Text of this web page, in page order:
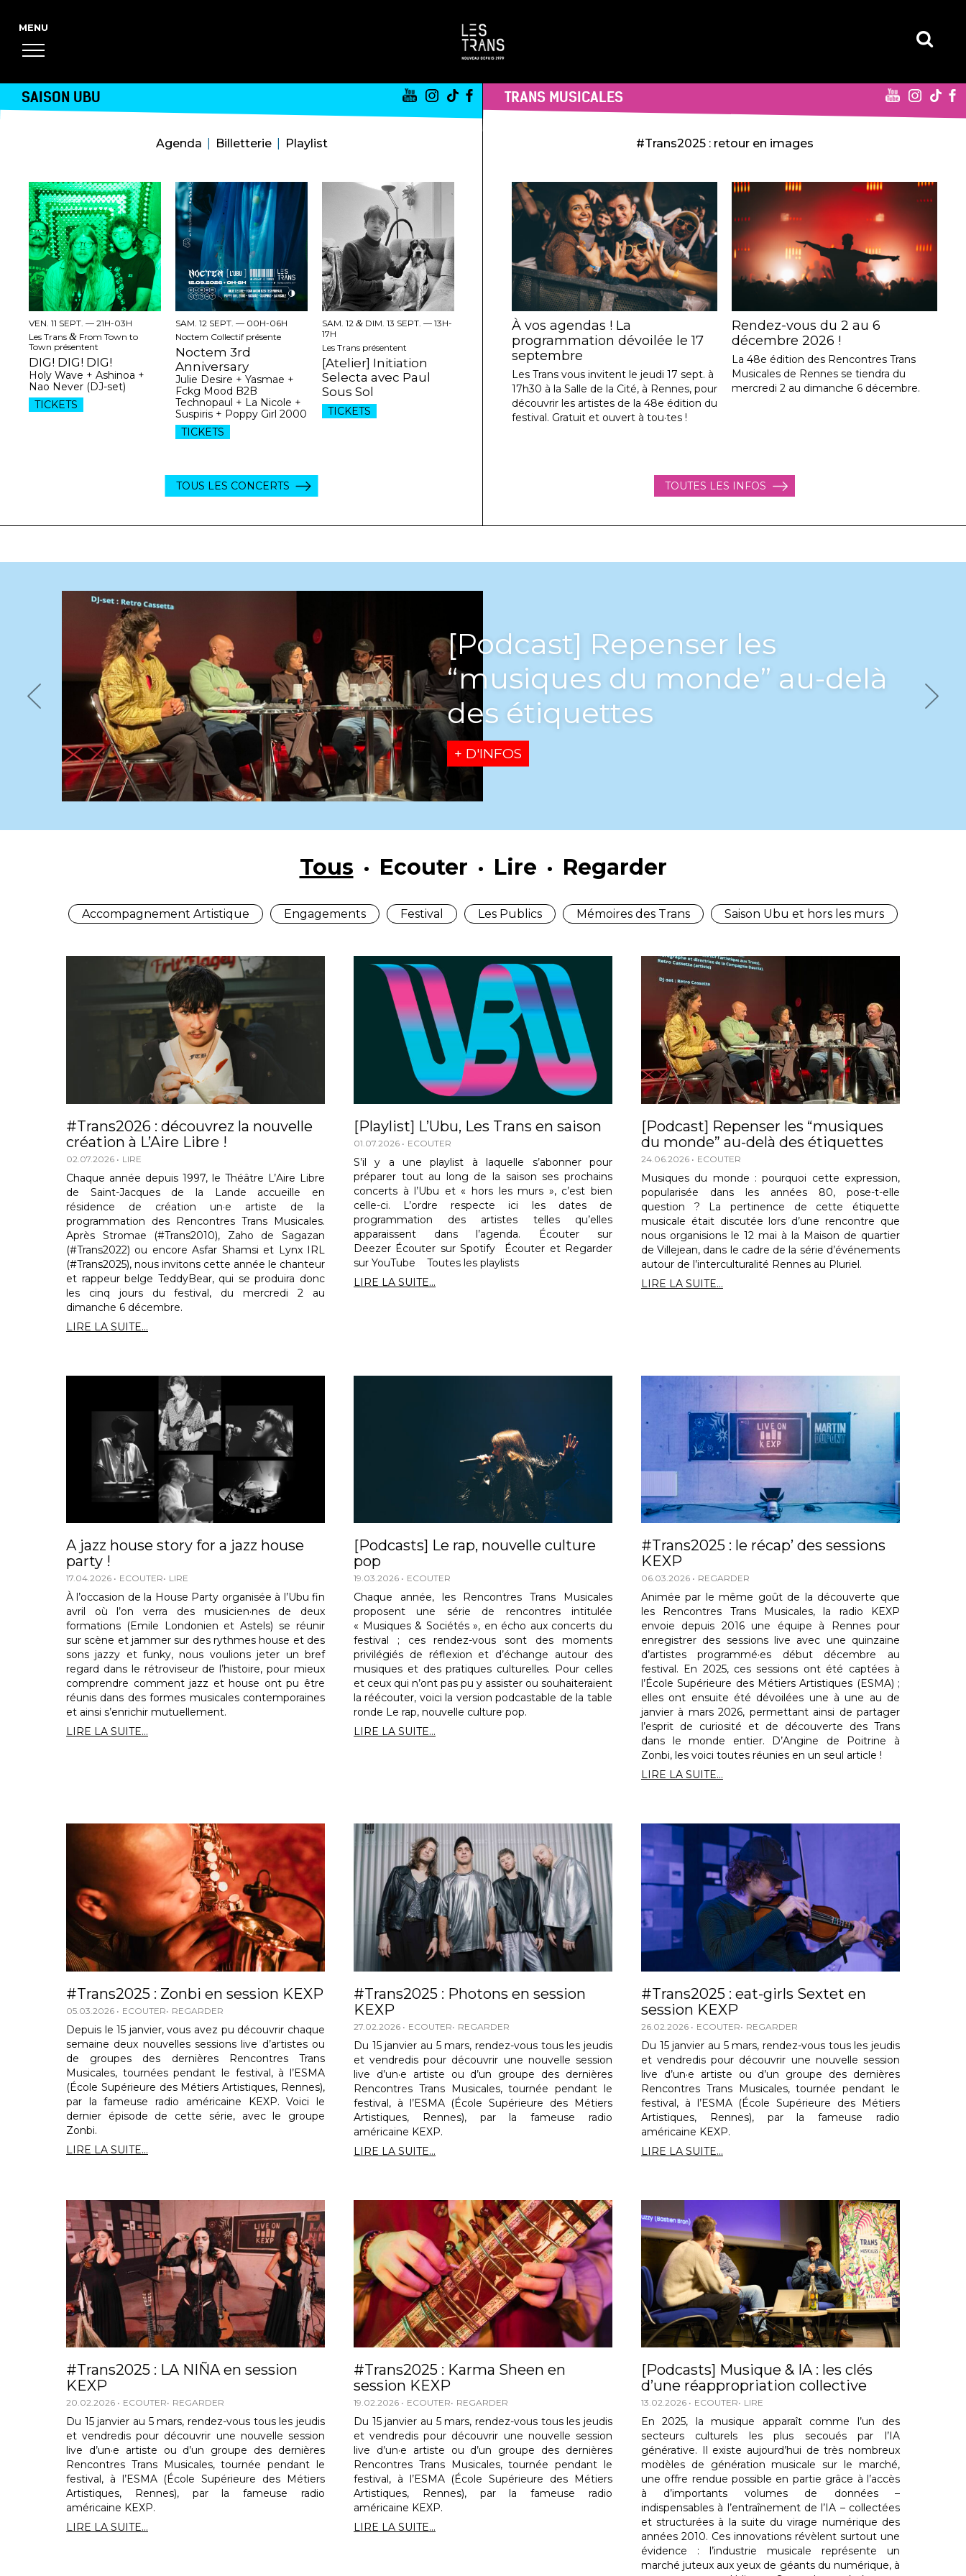
SAISON UBU
Agenda Billetterie Playlist
VEN. 11 SEPT. —21H-03H
Les Trans& From Town to
Town présentent
DIG! DIG! DIG!
Holy Wave + Ashinoa +
Nao Never (DJ-set)
TICKETS
SAM. 12 SEPT. — 00H-06H
Noctem Collectif présente
Noctem 3rd
Anniversary
Julie Desire + Yasmae +
Fckg Mood B2B
Technopaul + La Nicole +
Suspiris + Poppy Girl 2000
TICKETS
SAM. 12 &DIM. 13 SEPT. — 13H-
17H
Les Trans présentent
[Atelier] Initiation
Selecta avec Paul
Sous Sol
TICKETS
TOUS LES CONCERTS
TRANS MUSICALES
#Trans2025 : retour en images
À vos agendas ! La
programmation dévoilée le 17
septembre
Les Trans vous invitent le jeudi 17 sept. à
17h30 à la Salle de la Cité, à Rennes, pour
découvrir les artistes de la 48e édition du
festival. Gratuit et ouvert à tou·tes !
Rendez-vous du 2 au 6
décembre 2026 !
La 48e édition des Rencontres Trans
Musicales de Rennes se tiendra du
mercredi 2 au dimanche 6 décembre.
TOUTES LES INFOS
[Podcast] Repenser les
“musiques du monde” au-delà
des étiquettes
+ D'INFOS
Previous Next
Tous Ecouter Lire Regarder
Accompagnement Artistique Engagements Festival Les Publics Mémoires des Trans Saison Ubu et hors les murs
#Trans2026 : découvrez la nouvelle
création à L’Aire Libre !
02.07.2026 LIRE
Chaque année depuis 1997, le Théâtre L’Aire Libre
de Saint-Jacques de la Lande accueille en
résidence de création un·e artiste de la
programmation des Rencontres Trans Musicales.
Après Stromae (#Trans2010), Zaho de Sagazan
(#Trans2022) ou encore Asfar Shamsi et Lynx IRL
(#Trans2025), nous invitons cette année le chanteur
et rappeur belge TeddyBear, qui se produira donc
les cinq jours du festival, du mercredi 2 au
dimanche 6 décembre.
LIRE LA SUITE...
[Playlist] L’Ubu, Les Trans en saison
01.07.2026 ECOUTER
S’il y a une playlist à laquelle s’abonner pour
préparer tout au long de la saison ses prochains
concerts à l’Ubu et « hors les murs », c’est bien
celle-ci. L’ordre respecte ici les dates de
programmation des artistes telles qu’elles
apparaissent dans l’agenda. Écouter sur
Deezer Écouter sur Spotify Écouter et Regarder
sur YouTube Toutes les playlists
LIRE LA SUITE...
[Podcast] Repenser les “musiques
du monde” au-delà des étiquettes
24.06.2026 ECOUTER
Musiques du monde : pourquoi cette expression,
popularisée dans les années 80, pose-t-elle
question ? La pertinence de cette étiquette
musicale était discutée lors d’une rencontre que
nous organisions le 12 mai à la Maison de quartier
de Villejean, dans le cadre de la série d’événements
autour de l’interculturalité Rennes au Pluriel.
LIRE LA SUITE...
A jazz house story for a jazz house
party !
17.04.2026 ECOUTER LIRE
À l’occasion de la House Party organisée à l’Ubu fin
avril où l’on verra des musicien·nes de deux
formations (Emile Londonien et Astels) se réunir
sur scène et jammer sur des rythmes house et des
sons jazzy et funky, nous voulions jeter un bref
regard dans le rétroviseur de l’histoire, pour mieux
comprendre comment jazz et house ont pu être
réunis dans des formes musicales contemporaines
et ainsi s’enrichir mutuellement.
LIRE LA SUITE...
[Podcasts] Le rap, nouvelle culture
pop
19.03.2026 ECOUTER
Chaque année, les Rencontres Trans Musicales
proposent une série de rencontres intitulée
« Musiques & Sociétés », en écho aux concerts du
festival ; ces rendez-vous sont des moments
privilégiés de réflexion et d’échange autour des
musiques et des pratiques culturelles. Pour celles
et ceux qui n’ont pas pu y assister ou souhaiteraient
la réécouter, voici la version podcastable de la table
ronde Le rap, nouvelle culture pop.
LIRE LA SUITE...
#Trans2025 : le récap’ des sessions
KEXP
06.03.2026 REGARDER
Animée par le même goût de la découverte que
les Rencontres Trans Musicales, la radio KEXP
envoie depuis 2016 une équipe à Rennes pour
enregistrer des sessions live avec une quinzaine
d’artistes programmé·es début décembre au
festival. En 2025, ces sessions ont été captées à
l’École Supérieure des Métiers Artistiques (ESMA) ;
elles ont ensuite été dévoilées une à une au de
janvier à mars 2026, permettant ainsi de partager
l’esprit de curiosité et de découverte des Trans
dans le monde entier. D’Angine de Poitrine à
Zonbi, les voici toutes réunies en un seul article !
LIRE LA SUITE...
#Trans2025 : Zonbi en session KEXP
05.03.2026 ECOUTER REGARDER
Depuis le 15 janvier, vous avez pu découvrir chaque
semaine deux nouvelles sessions live d’artistes ou
de groupes des dernières Rencontres Trans
Musicales, tournées pendant le festival, à l’ESMA
(École Supérieure des Métiers Artistiques, Rennes),
par la fameuse radio américaine KEXP. Voici le
dernier épisode de cette série, avec le groupe
Zonbi.
LIRE LA SUITE...
#Trans2025 : Photons en session
KEXP
27.02.2026 ECOUTER REGARDER
Du 15 janvier au 5 mars, rendez-vous tous les jeudis
et vendredis pour découvrir une nouvelle session
live d’un·e artiste ou d’un groupe des dernières
Rencontres Trans Musicales, tournée pendant le
festival, à l’ESMA (École Supérieure des Métiers
Artistiques, Rennes), par la fameuse radio
américaine KEXP.
LIRE LA SUITE...
#Trans2025 : eat-girls Sextet en
session KEXP
26.02.2026 ECOUTER REGARDER
Du 15 janvier au 5 mars, rendez-vous tous les jeudis
et vendredis pour découvrir une nouvelle session
live d’un·e artiste ou d’un groupe des dernières
Rencontres Trans Musicales, tournée pendant le
festival, à l’ESMA (École Supérieure des Métiers
Artistiques, Rennes), par la fameuse radio
américaine KEXP.
LIRE LA SUITE...
#Trans2025 : LA NIÑA en session
KEXP
20.02.2026 ECOUTER REGARDER
Du 15 janvier au 5 mars, rendez-vous tous les jeudis
et vendredis pour découvrir une nouvelle session
live d’un·e artiste ou d’un groupe des dernières
Rencontres Trans Musicales, tournée pendant le
festival, à l’ESMA (École Supérieure des Métiers
Artistiques, Rennes), par la fameuse radio
américaine KEXP.
LIRE LA SUITE...
#Trans2025 : Karma Sheen en
session KEXP
19.02.2026 ECOUTER REGARDER
Du 15 janvier au 5 mars, rendez-vous tous les jeudis
et vendredis pour découvrir une nouvelle session
live d’un·e artiste ou d’un groupe des dernières
Rencontres Trans Musicales, tournée pendant le
festival, à l’ESMA (École Supérieure des Métiers
Artistiques, Rennes), par la fameuse radio
américaine KEXP.
LIRE LA SUITE...
[Podcasts] Musique & IA : les clés
d’une réappropriation collective
13.02.2026 ECOUTER LIRE
En 2025, la musique apparaît comme l’un des
secteurs culturels les plus secoués par l’IA
générative. Il existe aujourd’hui de très nombreux
modèles de génération musicale sur le marché,
une offre rendue possible en partie grâce à l’accès
à d’importants volumes de données –
indispensables à l’entraînement de l’IA – collectées
et structurées à la suite du virage numérique des
années 2010. Ces innovations révèlent surtout une
évidence : l’industrie musicale représente un
marché juteux aux yeux de géants du numérique, à